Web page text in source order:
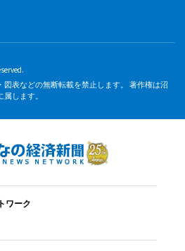
表などの無断転載を禁止します。 著作権は沼
します。
ワーク